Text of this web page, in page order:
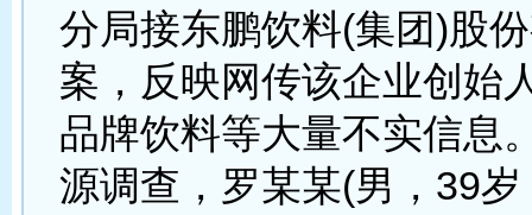
分局接东鹏饮料(集团)股
案，反映网传该企业创始
品牌饮料等大量不实信息
源调查，罗某某(男，39